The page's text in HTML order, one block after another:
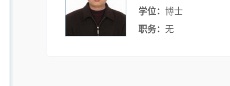
学位： 博士
职务： 无